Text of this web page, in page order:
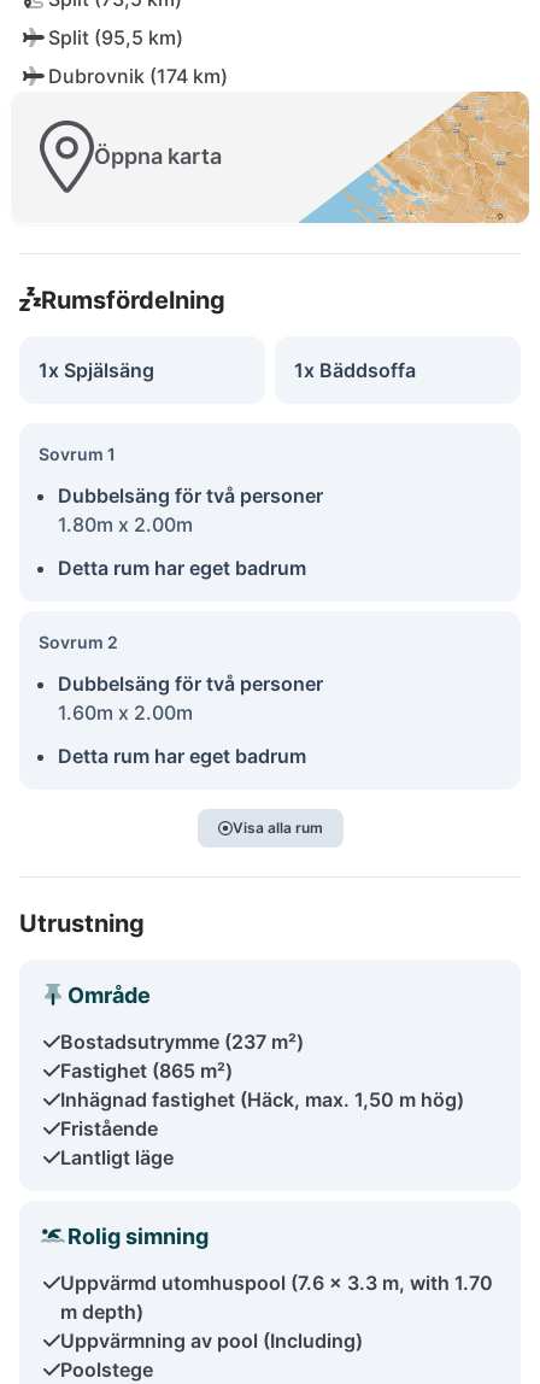
Split (95,5 km)
Dubrovnik (174 km)
Öppna karta
Rumsfördelning
1x Spjälsäng 1x Bäddsoffa
Sovrum 1
Dubbelsäng för två personer
1.80m x 2.00m
Detta rum har eget badrum
Sovrum 2
Dubbelsäng för två personer
1.60m x 2.00m
Detta rum har eget badrum
Visa alla rum
Utrustning
Område
Bostadsutrymme (237 m²)
Fastighet (865 m²)
Inhägnad fastighet (Häck, max. 1,50 m hög)
Fristående
Lantligt läge
Rolig simning
Uppvärmd utomhuspool (7.6 x 3.3 m, with 1.70
m depth)
Uppvärmning av pool (Including)
Poolstege